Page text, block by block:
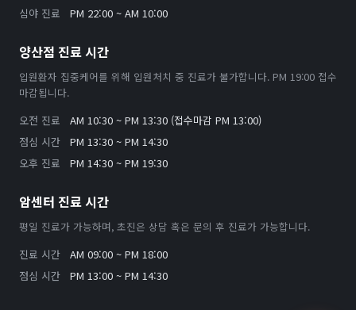
심야 진료
PM 22:00 ~ AM 10:00
양산점 진료 시간
입원환자 집중케어를 위해 입원처치 중 진료가 불가합니다. PM 19:00 접수
마감됩니다.
오전 진료
AM 10:30 ~ PM 13:30 (접수마감 PM 13:00)
점심 시간
PM 13:30 ~ PM 14:30
오후 진료
PM 14:30 ~ PM 19:30
암센터 진료 시간
평일 진료가 가능하며, 초진은 상담 혹은 문의 후 진료가 가능합니다.
진료 시간
AM 09:00 ~ PM 18:00
점심 시간
PM 13:00 ~ PM 14:30